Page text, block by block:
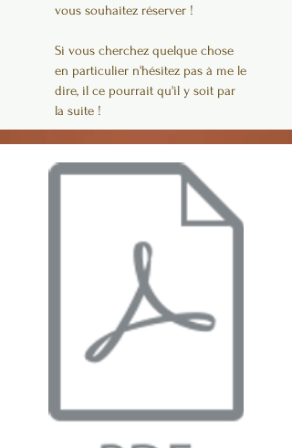
vous souhaitez réserver !
Si vous cherchez quelque chose
en particulier n'hésitez pas à me le
dire, il ce pourrait qu'il y soit par
la suite !